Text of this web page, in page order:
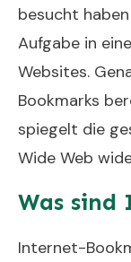
besucht
Aufgabe in
Websites.
Bookmarks
spiegelt die
Wide Web
Was
Internet-